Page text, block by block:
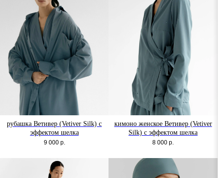
рубашка Ветивер (Vetiver Silk) с
эффектом шелка
9 000 р.
кимоно женское Ветивер (Vetiver
Silk) с эффектом шелка
8 000 р.